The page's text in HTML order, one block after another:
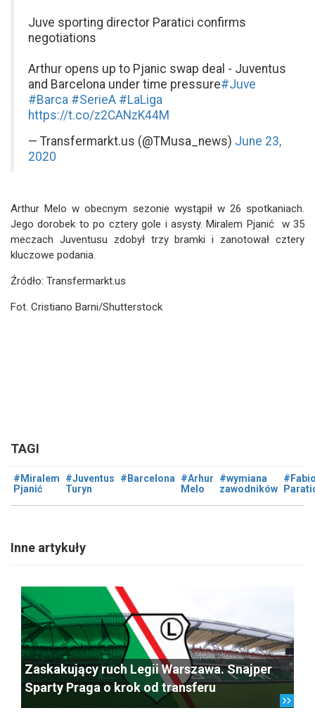
Juve sporting director Paratici confirms
negotiations
Arthur opens up to Pjanic swap deal - Juventus
and Barcelona under time pressure#Juve
#Barca #SerieA #LaLiga
https://t.co/z2CANzK44M
— Transfermarkt.us (@TMusa_news) June 23,
2020
Arthur Melo w obecnym sezonie wystąpił w 26 spotkaniach.
Jego dorobek to po cztery gole i asysty. Miralem Pjanić w 35
meczach Juventusu zdobył trzy bramki i zanotował cztery
kluczowe podania.
Źródło: Transfermarkt.us
Fot. Cristiano Barni/Shutterstock
TAGI
#Miralem
Pjanić
#Juventus
Turyn
#Barcelona
#Arhur
Melo
#wymiana
zawodników
Inne artykuły
Zaskakujący ruch Legii Warszawa. Snajper
Sparty Praga o krok od transferu